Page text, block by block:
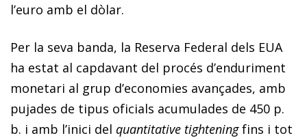
l’euro amb el dòlar.
Per la seva banda, la Reserva Federal dels EUA
ha estat al capdavant del procés d’enduriment
monetari al grup d’economies avançades, amb
pujades de tipus oficials acumulades de 450 p.
b. i amb l’inici del quantitative tighteningfins i tot